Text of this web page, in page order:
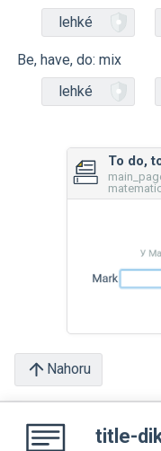
lehké
Be, have, do: mix
lehké
Nahoru
title-